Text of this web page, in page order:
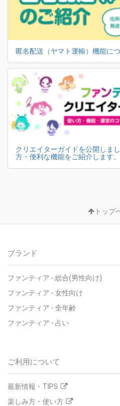
匿名配送（ヤマト運輸）機能に
クリエイターガイドを公開しま
方・便利な機能をご紹介します。
トップ
ブランド
ファンティア - 総合(男性向け)
ファンティア - 女性向け
ファンティア - 全年齢
ファンティア - 占い
ご利用について
最新情報・TIPS
楽しみ方・使い方